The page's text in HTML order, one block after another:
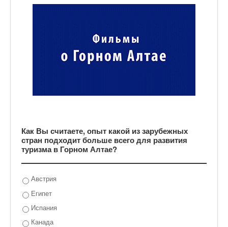
Как Вы считаете, опыт какой из зарубежных
стран подходит больше всего для развития
туризма в Горном Алтае?
Австрия
Египет
Испания
Канада